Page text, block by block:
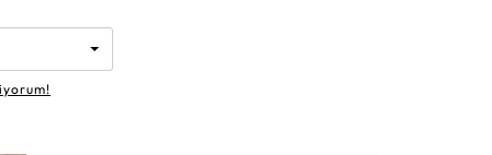
Elmas Bilezikler
Altın Tesbihler
Altın Hasır Setler
Violet